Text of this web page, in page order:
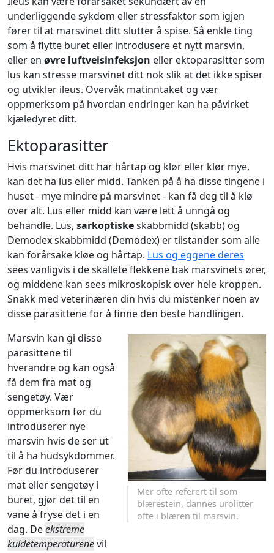
underliggende sykdom eller stressfaktor som igjen
fører til at marsvinet ditt slutter å spise. Så enkle ting
som å flytte buret eller introdusere et nytt marsvin,
eller en øvre luftveisinfeksjon eller ektoparasitter som
lus kan stresse marsvinet ditt nok slik at det ikke spiser
og utvikler ileus. Overvåk matinntaket og vær
oppmerksom på hvordan endringer kan ha påvirket
kjæledyret ditt.
Ektoparasitter
Hvis marsvinet ditt har hårtap og klør eller klør mye,
kan det ha lus eller midd. Tanken på å ha disse tingene i
huset - mye mindre på marsvinet - kan få deg til å klø
over alt. Lus eller midd kan være lett å unngå og
behandle. Lus, sarkoptiskeskabbmidd (skabb) og
Demodex skabbmidd (Demodex) er tilstander som alle
kan forårsake kløe og hårtap. Lus og eggene deres
sees vanligvis i de skallete flekkene bak marsvinets ører,
og middene kan sees mikroskopisk over hele kroppen.
Snakk med veterinæren din hvis du mistenker noen av
disse parasittene for å finne den beste handlingen.
Mer ofte referert til som
blærestein, dannes urolitter
ofte i blæren til marsvin.
Marsvin kan gi disse
parasittene til
hverandre og kan også
få dem fra mat og
sengetøy. Vær
oppmerksom før du
introduserer nye
marsvin hvis de ser ut
til å ha hudsykdommer.
Før du introduserer
mat eller sengetøy i
buret, gjør det til en
vane å fryse det i en
dag. Deekstreme
kuldetemperaturenevil